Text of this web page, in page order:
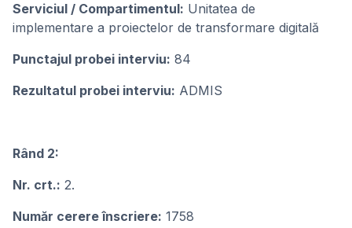
Serviciul / Compartimentul: Unitatea de
implementare a proiectelor de transformare digitală
Punctajul probei interviu: 84
Rezultatul probei interviu: ADMIS
Rând 2:
Nr. crt.: 2.
Număr cerere înscriere: 1758